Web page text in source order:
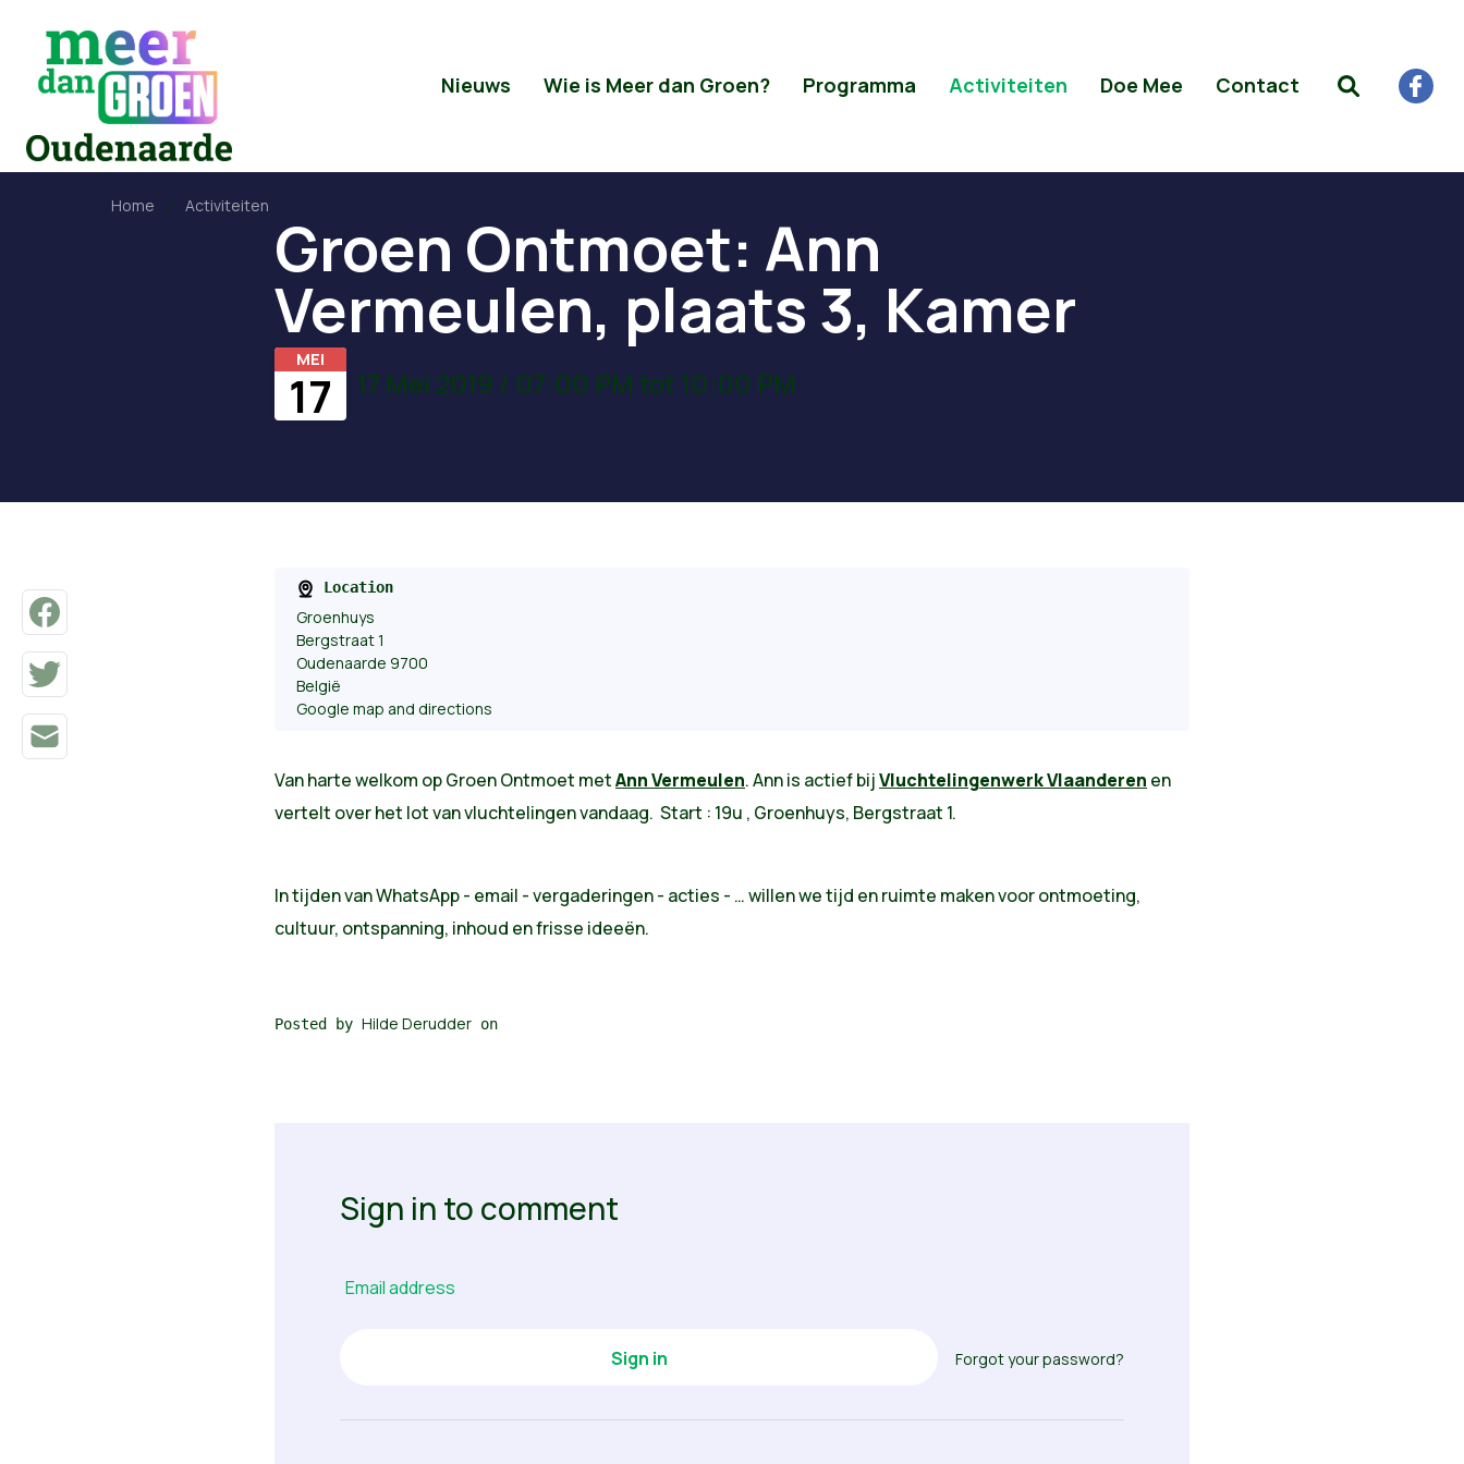
Nieuws Wie is Meer dan Groen? Programma Activiteiten Doe Mee Contact
Home Activiteiten
Groen Ontmoet: Ann
Vermeulen, plaats 3, Kamer
MEI
17 17 Mei 2019 / 07:00 PM tot 10:00 PM
Location
Groenhuys
Bergstraat 1
Oudenaarde 9700
België
Google map and directions
Van harte welkom op Groen Ontmoet metAnn Vermeulen. Ann is actief bijVluchtelingenwerk Vlaanderen en
vertelt over het lot van vluchtelingen vandaag. Start : 19u , Groenhuys, Bergstraat 1.
In tijden van WhatsApp - email - vergaderingen - acties - … willen we tijd en ruimte maken voor ontmoeting,
cultuur, ontspanning, inhoud en frisse ideeën.
Posted by Hilde Derudder on
Sign in to comment
Email address
Forgot your password?